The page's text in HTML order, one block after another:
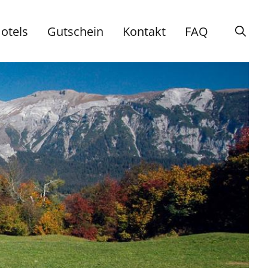
Gutschein Kontakt FAQ